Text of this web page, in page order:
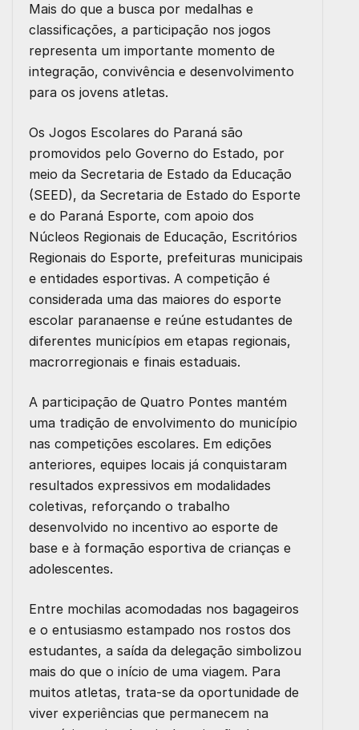
Mais do que a busca por medalhas e
classificações, a participação nos jogos
representa um importante momento de
integração, convivência e desenvolvimento
para os jovens atletas.
Os Jogos Escolares do Paraná são
promovidos pelo Governo do Estado, por
meio da Secretaria de Estado da Educação
(SEED), da Secretaria de Estado do Esporte
e do Paraná Esporte, com apoio dos
Núcleos Regionais de Educação, Escritórios
Regionais do Esporte, prefeituras municipais
e entidades esportivas. A competição é
considerada uma das maiores do esporte
escolar paranaense e reúne estudantes de
diferentes municípios em etapas regionais,
macrorregionais e finais estaduais.
A participação de Quatro Pontes mantém
uma tradição de envolvimento do município
nas competições escolares. Em edições
anteriores, equipes locais já conquistaram
resultados expressivos em modalidades
coletivas, reforçando o trabalho
desenvolvido no incentivo ao esporte de
base e à formação esportiva de crianças e
adolescentes.
Entre mochilas acomodadas nos bagageiros
e o entusiasmo estampado nos rostos dos
estudantes, a saída da delegação simbolizou
mais do que o início de uma viagem. Para
muitos atletas, trata-se da oportunidade de
viver experiências que permanecem na